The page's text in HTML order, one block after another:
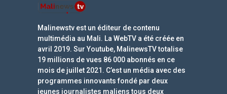
Malinewstv est un éditeur de contenu
multimédia au Mali. La WebTV a été créée en
avril 2019. Sur Youtube, MalinewsTV totalise
19 millions de vues 86 000 abonnés en ce
mois de juillet 2021. C’est un média avec des
programmes innovants fondé par deux
jeunes journalistes maliens tous deux